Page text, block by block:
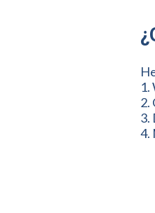
1.
2.
3.
4.